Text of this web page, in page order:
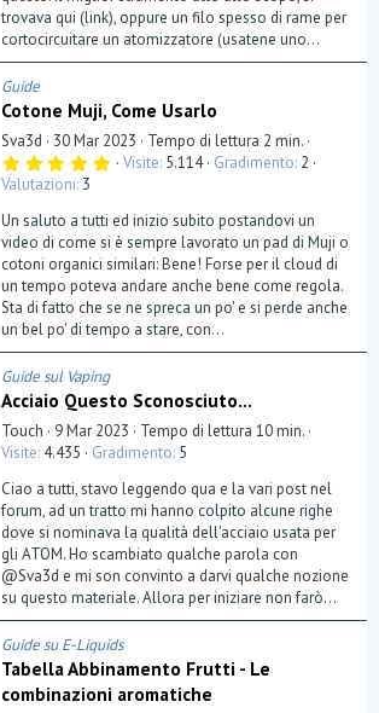
trovava qui (link), oppure un filo spesso di rame per
cortocircuitare un atomizzatore (usatene uno...
Guide
Cotone Muji, Come Usarlo
Sva3d 30 Mar 2023
Tempo di lettura 2 min.
5
s
e
l
l
a
(
e
)
Visite 5.114 Gradimento 2
Valutazioni 3
Un saluto a tutti ed inizio subito postandovi un
video di come si è sempre lavorato un pad di Muji o
cotoni organici similari: Bene! Forse per il cloud di
un tempo poteva andare anche bene come regola.
Sta di fatto che se ne spreca un po' e si perde anche
un bel po' di tempo a stare, con...
Guide sul Vaping
Acciaio Questo Sconosciuto...
Touch 9 Mar 2023
Tempo di lettura 10 min.
Visite 4.435 Gradimento 5
Ciao a tutti, stavo leggendo qua e la vari post nel
forum, ad un tratto mi hanno colpito alcune righe
dove si nominava la qualità dell'acciaio usata per
gli ATOM. Ho scambiato qualche parola con
@Sva3d e mi son convinto a darvi qualche nozione
su questo materiale. Allora per iniziare non farò...
Guide su E-Liquids
Tabella Abbinamento Frutti - Le
combinazioni aromatiche